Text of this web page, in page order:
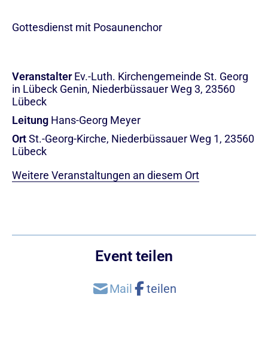
Gottesdienst mit Posaunenchor
Veranstalter Ev.-Luth. Kirchengemeinde St. Georg
in Lübeck Genin, Niederbüssauer Weg 3, 23560
Lübeck
Leitung Hans-Georg Meyer
OrtSt.-Georg-Kirche, Niederbüssauer Weg 1, 23560
Lübeck
Weitere Veranstaltungen an diesem Ort
Event teilen